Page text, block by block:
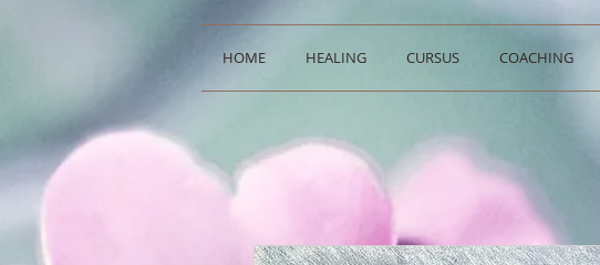
HOME HEALING CURSUS COACHING